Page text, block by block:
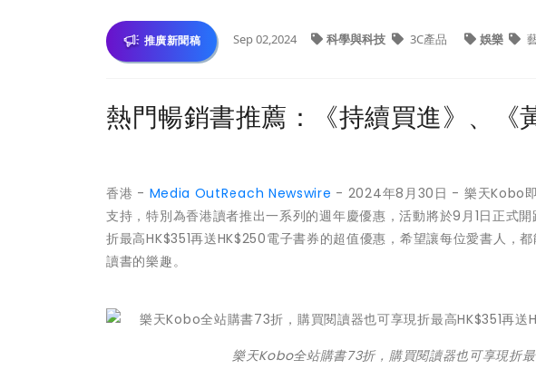
推廣新聞稿 Sep 02,2024 科學與科技 3C產品 娛樂
熱門暢銷書推薦：《持續買進》、《
香港 - Media OutReach Newswire - 2024年8月30日 - 樂天Kobo即
支持，特別為香港讀者推出一系列的週年慶優惠，活動將於9月1日正式
折最高HK$351再送HK$250電子書券的超值優惠，希望讓每位愛書人，
讀書的樂趣。
樂天Kobo全站購書73折，購買閱讀器也可享現折